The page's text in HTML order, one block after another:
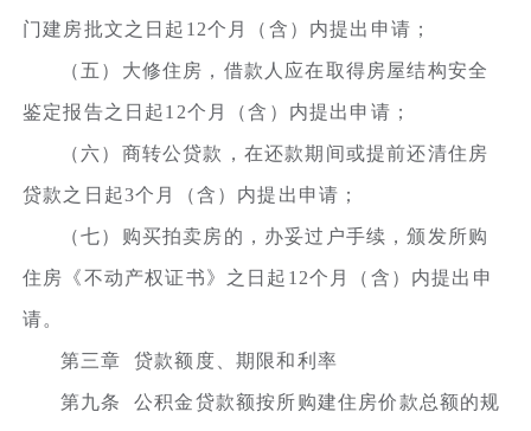
门建房批文之日起12个月（含）内提出申请；
（五）大修住房，借款人应在取得房屋结构安全
鉴定报告之日起12个月（含）内提出申请；
（六）商转公贷款，在还款期间或提前还清住房
贷款之日起3个月（含）内提出申请；
（七）购买拍卖房的，办妥过户手续，颁发所购
住房《不动产权证书》之日起12个月（含）内提出申
请。
第三章 贷款额度、期限和利率
第九条 公积金贷款额按所购建住房价款总额的规